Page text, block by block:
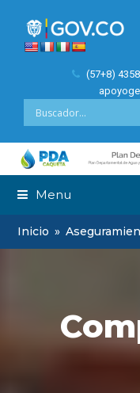
(57+8)
Menu
Inicio »